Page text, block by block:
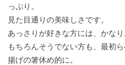
っぷり。
見た目通りの美味しさです。
あっさりが好きな方には、かなり
もちろんそうでない方も、最初
揚げの箸休め的に。